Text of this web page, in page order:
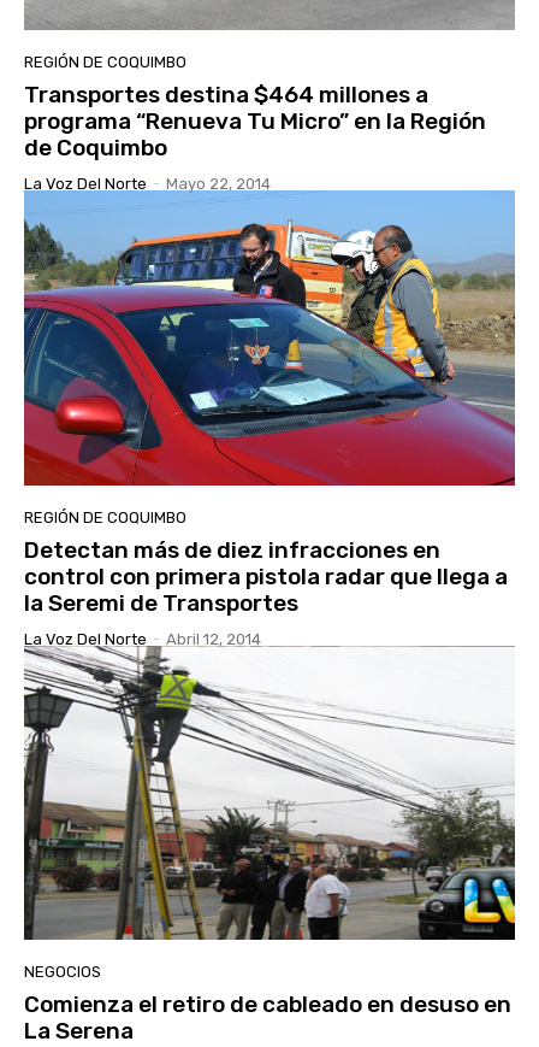
REGIÓN DE COQUIMBO
Transportes destina $464 millones a
programa “Renueva Tu Micro” en la Región
de Coquimbo
La Voz Del Norte - Mayo 22, 2014
REGIÓN DE COQUIMBO
Detectan más de diez infracciones en
control con primera pistola radar que llega a
la Seremi de Transportes
La Voz Del Norte - Abril 12, 2014
NEGOCIOS
Comienza el retiro de cableado en desuso en
La Serena